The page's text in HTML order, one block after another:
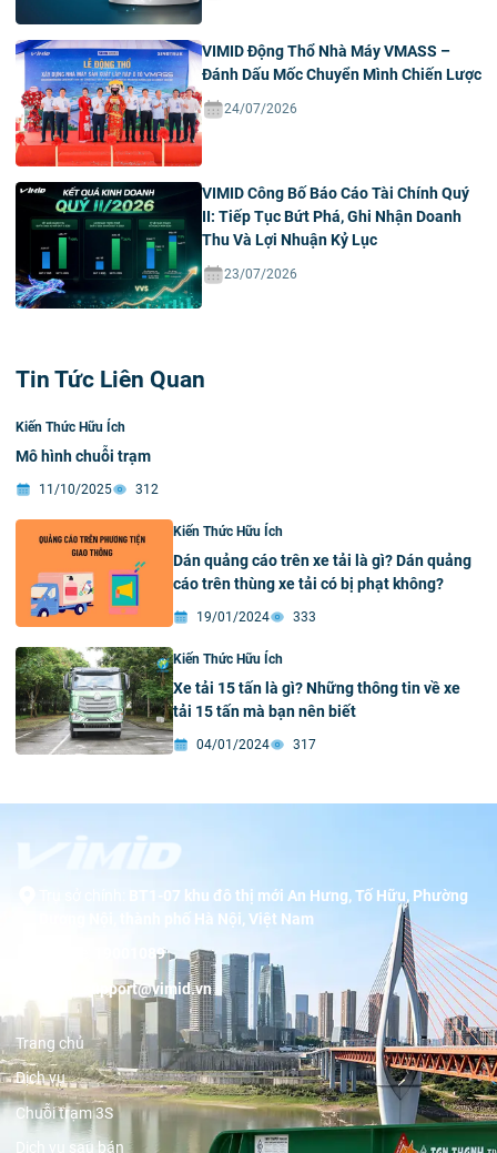
VIMID Động Thổ Nhà Máy VMASS –
Đánh Dấu Mốc Chuyển Mình Chiến Lược
24/07/2026
VIMID Công Bố Báo Cáo Tài Chính Quý
II: Tiếp Tục Bứt Phá, Ghi Nhận Doanh
Thu Và Lợi Nhuận Kỷ Lục
23/07/2026
Tin Tức Liên Quan
Kiến Thức Hữu Ích
Mô hình chuỗi trạm
11/10/2025 312
Kiến Thức Hữu Ích
Dán quảng cáo trên xe tải là gì? Dán quảng
cáo trên thùng xe tải có bị phạt không?
19/01/2024 333
Kiến Thức Hữu Ích
Xe tải 15 tấn là gì? Những thông tin về xe
tải 15 tấn mà bạn nên biết
04/01/2024 317
BT1-07 khu đô thị mới An Hưng, Tố Hữu, Phường
Dương Nội, thành phố Hà Nội, Việt Nam
19001089
support@vimid.vn
Trang chủ
Dịch vụ
Chuỗi trạm 3S
Dịch vụ sau bán